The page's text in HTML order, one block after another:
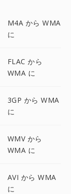
M4A から WMA
に
FLAC から
WMA に
3GP から WMA
に
WMV から
WMA に
AVI から WMA
に